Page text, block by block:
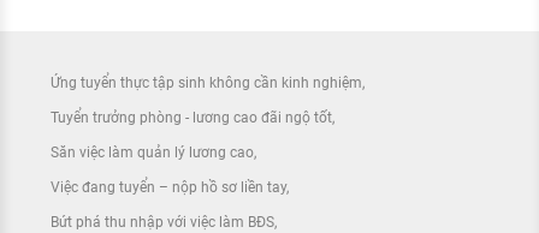
Ứng tuyển thực tập sinh không cần kinh nghiệm
Tuyển trưởng phòng - lương cao đãi ngộ tốt
Săn việc làm quản lý lương cao
Việc đang tuyển – nộp hồ sơ liền tay
Bứt phá thu nhập với việc làm BĐS